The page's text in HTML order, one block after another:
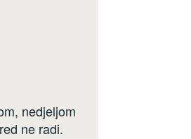
nedjeljom
ne radi.